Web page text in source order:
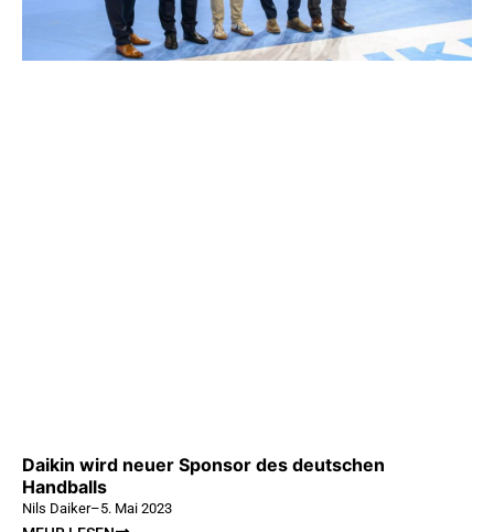
Daikin wird neuer Sponsor des deutschen
Handballs
Nils Daiker–5. Mai 2023